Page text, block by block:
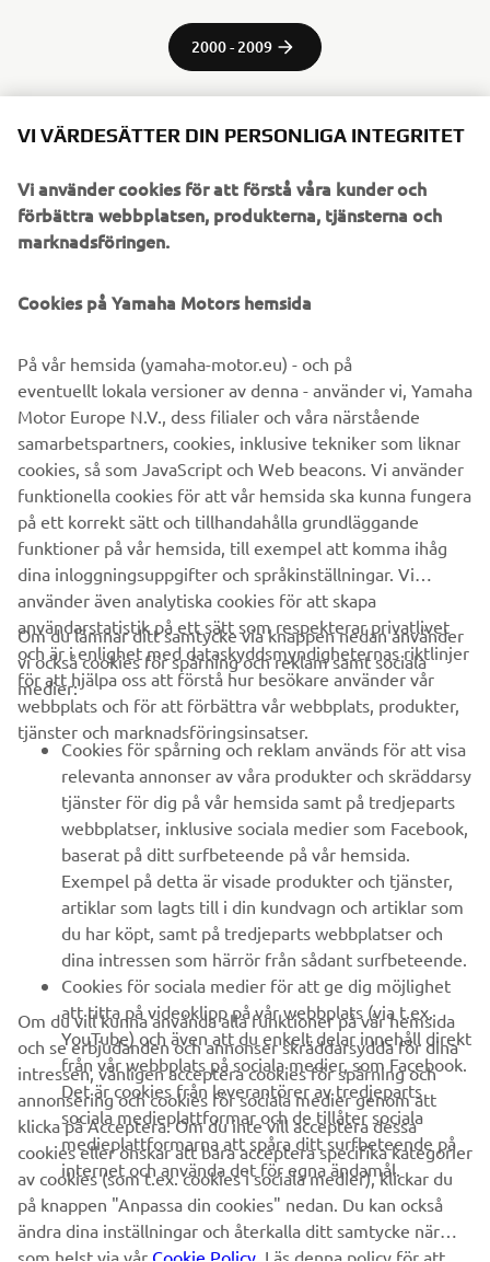
2000 - 2009
Spirit of Challenge – Sextio år av racingframgång av
Yamaha Motor Co., Ltd.
©Yamaha Motor Europe N.V. / Yamaha Motor Co., Ltd.
aldrig användas för kommersiella eller icke-kommersiella
ändamål utan uttryckligt skriftligt medgivande från
Yamaha Motor Europe N.V. och/eller Yamaha Motor Co.,
Ltd.
Kör alltid på ett säkert sätt och följ gällande trafikregler
och lagar.
FÖRETAG
B2B
UTFORSKA YAMAHA
FAQ & SUPPORT
NYHETSBREV
Bli först att ta del av de senaste erbjudandena, evenemangen,
nyheterna och mycket mer
PRENUMERERA
Läs vår integritetspolicy för att ta reda på hur vi behandlar dina
personuppgifter:
Integritetspolicy
Sweden (Swedish)
VI VÄRDESÄTTER DIN PERSONLIGA INTEGRITET
Vi använder cookies för att förstå våra kunder och
förbättra webbplatsen, produkterna, tjänsterna och
marknadsföringen.
Cookies på Yamaha Motors hemsida
På vår hemsida (yamaha-motor.eu) - och på
eventuellt lokala versioner av denna - använder vi, Yamaha
Motor Europe N.V., dess filialer och våra närstående
samarbetspartners, cookies, inklusive tekniker som liknar
cookies, så som JavaScript och Web beacons. Vi använder
funktionella cookies för att vår hemsida ska kunna fungera
på ett korrekt sätt och tillhandahålla grundläggande
funktioner på vår hemsida, till exempel att komma ihåg
dina inloggningsuppgifter och språkinställningar. Vi
använder även analytiska cookies för att skapa
användarstatistik på ett sätt som respekterar privatlivet
och är i enlighet med dataskyddsmyndigheternas riktlinjer
för att hjälpa oss att förstå hur besökare använder vår
webbplats och för att förbättra vår webbplats, produkter,
tjänster och marknadsföringsinsatser.
Om du lämnar ditt samtycke via knappen nedan använder
vi också cookies för spårning och reklam samt sociala
medier:
Cookies för spårning och reklam används för att visa
relevanta annonser av våra produkter och skräddarsy
tjänster för dig på vår hemsida samt på tredjeparts
webbplatser, inklusive sociala medier som Facebook,
baserat på ditt surfbeteende på vår hemsida.
Exempel på detta är visade produkter och tjänster,
artiklar som lagts till i din kundvagn och artiklar som
du har köpt, samt på tredjeparts webbplatser och
dina intressen som härrör från sådant surfbeteende.
Cookies för sociala medier för att ge dig möjlighet
att titta på videoklipp på vår webbplats (via t.ex.
YouTube) och även att du enkelt delar innehåll direkt
från vår webbplats på sociala medier, som Facebook.
Det är cookies från leverantörer av tredjeparts
sociala medieplattformar och de tillåter sociala
medieplattformarna att spåra ditt surfbeteende på
internet och använda det för egna ändamål.
Om du vill kunna använda alla funktioner på vår hemsida
och se erbjudanden och annonser skräddarsydda för dina
intressen, vänligen acceptera cookies för spårning och
annonsering och cookies för sociala medier genom att
klicka på Acceptera. Om du inte vill acceptera dessa
cookies eller önskar att bara acceptera specifika kategorier
av cookies (som t.ex. cookies i sociala medier), klickar du
på knappen "Anpassa din cookies" nedan. Du kan också
ändra dina inställningar och återkalla ditt samtycke när
som helst via vår Cookie Policy . Läs denna policy för att